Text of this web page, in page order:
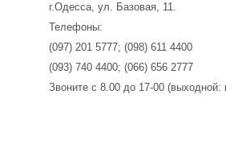
г.Одесса, ул. Базовая, 11.
Телефоны:
(097) 201 5777; (098) 611 4400
(093) 740 4400; (066) 656 2777
Звоните с 8.00 до 17-00 (выходной: